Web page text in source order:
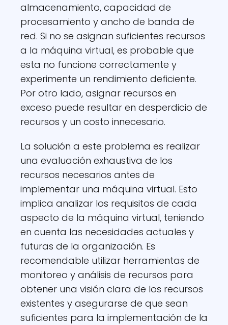
almacenamiento, capacidad de
procesamiento y ancho de banda de
red. Si no se asignan suficientes recursos
a la máquina virtual, es probable que
esta no funcione correctamente y
experimente un rendimiento deficiente.
Por otro lado, asignar recursos en
exceso puede resultar en desperdicio de
recursos y un costo innecesario.
La solución a este problema es realizar
una evaluación exhaustiva de los
recursos necesarios antes de
implementar una máquina virtual. Esto
implica analizar los requisitos de cada
aspecto de la máquina virtual, teniendo
en cuenta las necesidades actuales y
futuras de la organización. Es
recomendable utilizar herramientas de
monitoreo y análisis de recursos para
obtener una visión clara de los recursos
existentes y asegurarse de que sean
suficientes para la implementación de la